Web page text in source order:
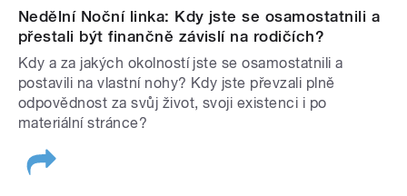
Nedělní Noční linka: Kdy jste se osamostatnili a
přestali být finančně závislí na rodičích?
Kdy a za jakých okolností jste se osamostatnili a
postavili na vlastní nohy? Kdy jste převzali plně
odpovědnost za svůj život, svoji existenci i po
materiální stránce?